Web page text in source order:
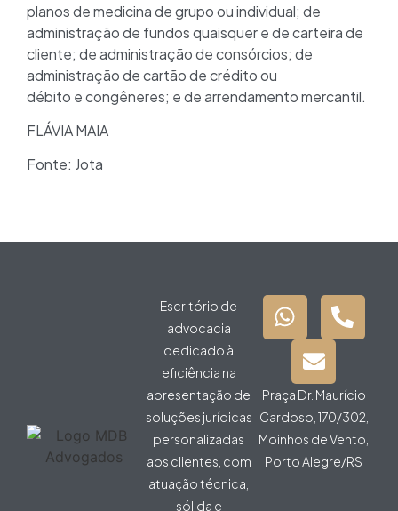
planos de medicina de grupo ou individual; de
administração de fundos quaisquer e de carteira de
cliente; de administração de consórcios; de
administração de cartão de crédito ou
débito e congêneres; e de arrendamento mercantil.
FLÁVIA MAIA
Fonte: Jota
Escritório de
advocacia
dedicado à
eficiência na
apresentação de
soluções jurídicas
personalizadas
aos clientes, com
atuação técnica,
sólida e
Praça Dr. Maurício
Cardoso, 170/302,
Moinhos de Vento,
Porto Alegre/RS